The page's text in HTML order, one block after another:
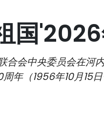
国
合会中央委员会在河
年（1956年10月15日